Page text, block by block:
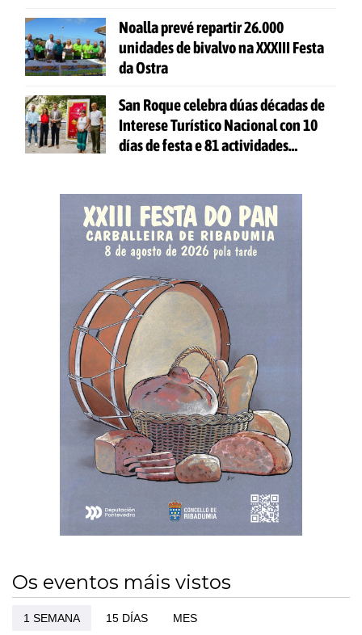
Noalla prevé repartir 26.000
unidades de bivalvo na XXXIII Festa
da Ostra
San Roque celebra dúas décadas de
Interese Turístico Nacional con 10
días de festa e 81 actividades
Os eventos máis vistos
1 SEMANA 15 DÍAS MES